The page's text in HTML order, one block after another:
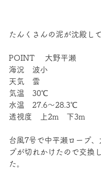
たんくさんの泥が沈殿し
POINT 　大野平瀬
海況　波小
天気　雲
気温　30℃
水温　27.6～28.3℃
透視度　上2m　下3m
台風7号で中平瀬ロープ、
プが切れかけたので交換
た。